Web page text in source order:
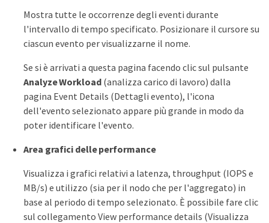
Mostra tutte le occorrenze degli eventi durante
l'intervallo di tempo specificato. Posizionare il cursore su
ciascun evento per visualizzarne il nome.
Se si è arrivati a questa pagina facendo clic sul pulsante
Analyze Workload(analizza carico di lavoro) dalla
pagina Event Details (Dettagli evento), l'icona
dell'evento selezionato appare più grande in modo da
poter identificare l'evento.
Area grafici delle performance
Visualizza i grafici relativi a latenza, throughput (IOPS e
MB/s) e utilizzo (sia per il nodo che per l'aggregato) in
base al periodo di tempo selezionato. È possibile fare clic
sul collegamento View performance details (Visualizza